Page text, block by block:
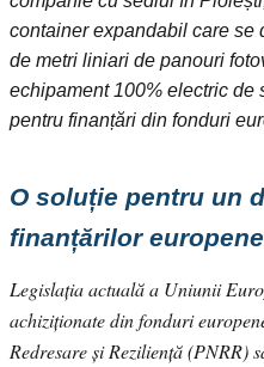
container expandabil care se
de metri liniari de panouri
echipament 100% electric
pentru finanțări din fonduri
O soluție pentru un
finanțărilor europene
Legislația actuală a Uniunii
achiziționate din fonduri
Redresare și Reziliență (PNRR)